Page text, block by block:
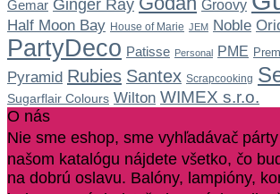
Gemar Ginger Ray Groovy
Half Moon Bay House of Marie JEM Noble
PartyDeco Patisse Personal PME
Pyramid Rubies Santex Scrapcooking
Sugarflair Colours Wilton WIMEX s.r.o.
O nás
Nie sme eshop, sme vyhľadávač
našom katalógu nájdete všetko, čo
na dobrú oslavu. Balóny, lampióny,